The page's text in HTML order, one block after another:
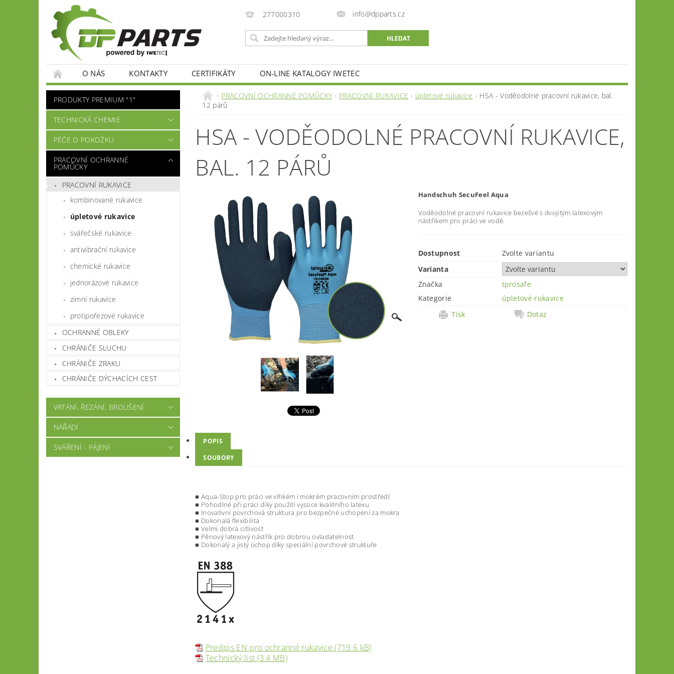
277000310 info@dpparts.cz
O NÁS KONTAKTY CERTIFIKÁTY ON-LINE KATALOGY IWETEC
PRODUKTY PREMIUM "1"
TECHNICKÁ CHEMIE
PÉČE O POKOŽKU
PRACOVNÍ OCHRANNÉ
POMŮCKY
PRACOVNÍ RUKAVICE
kombinované rukavice
úpletové rukavice
svářečské rukavice
antivibrační rukavice
chemické rukavice
jednorázové rukavice
zimní rukavice
protipořezové rukavice
OCHRANNÉ OBLEKY
CHRÁNIČE SLUCHU
CHRÁNIČE ZRAKU
CHRÁNIČE DÝCHACÍCH CEST
VRTÁNÍ, ŘEZÁNÍ, BROUŠENÍ
NÁŘADÍ
SVÁŘENÍ - PÁJENÍ
PRACOVNÍ OCHRANNÉ POMŮCKY PRACOVNÍ RUKAVICE úpletové rukavice
HSA - Voděodolné pracovní rukavice, bal.
12 párů
HSA - VODĚODOLNÉ PRACOVNÍ RUKAVICE,
BAL. 12 PÁRŮ
Handschuh SecuFeel Aqua
Voděodolné pracovní rukavice bezešvé s dvojitým latexovým
nástřikem pro práci ve vodě.
Dostupnost
Zvolte variantu
Varianta
Značka
tprosafe
Kategorie
úpletové rukavice
Tisk
Dotaz
POPIS
SOUBORY
■ Aqua-Stop pro práci vevlhkém i mokrém pracovním prostředí
■ Pohodlné při práci díky použitívysoce kvalitního latexu
■ Inovativní povrchová struktura pro bezpečné uchopeníza mokra
■ Dokonalá ﬂexibilita
■ Velmi dobrá citlivost
■ Pěnový latexový nástřik pro dobrou ovladatelnost
■ Dokonalý a jistý úchop díkyspeciální povrchové struktuře
Predpis EN pro ochranné rukavice (719.6 kB)
Technický list (3.4 MB)